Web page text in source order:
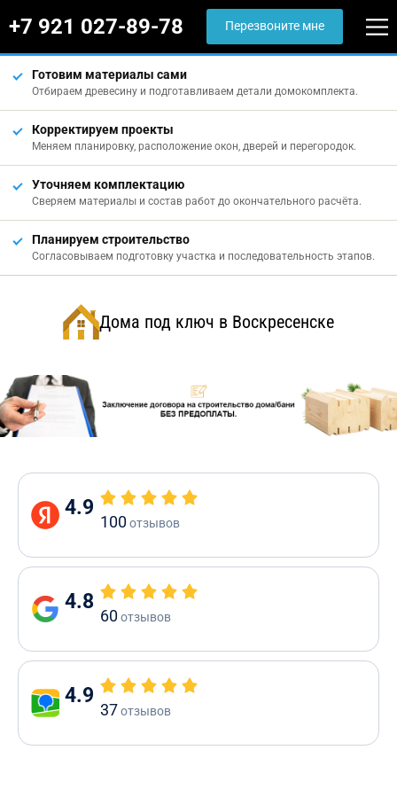
+7 921 027-89-78 Перезвоните мне
Готовим материалы сами
Отбираем древесину и подготавливаем детали домокомплекта.
Корректируем проекты
Меняем планировку, расположение окон, дверей и перегородок.
Уточняем комплектацию
Сверяем материалы и состав работ до окончательного расчёта.
Планируем строительство
Согласовываем подготовку участка и последовательность этапов.
Дома под ключ в Воскресенске
4.9
100отзывов
4.8
60отзывов
4.9
37отзывов